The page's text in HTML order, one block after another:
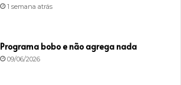
1 semana atrás
Programa bobo e não agrega nada
09/06/2026